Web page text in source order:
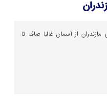
از آسمان غالبا صاف تا